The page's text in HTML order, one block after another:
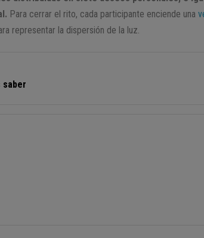
Para cerrar el rito, cada participante enciende una
representar la dispersión de la luz.
saber